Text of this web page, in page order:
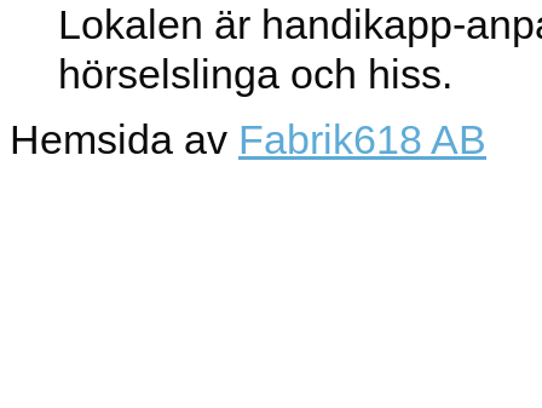
Lokalen är handikapp-
hörselslinga och hiss.
Hemsida av Fabrik618 AB